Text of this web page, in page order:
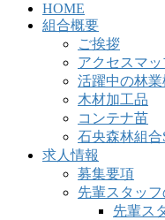
HOME
組合概要
ご挨拶
アクセスマッ
活躍中の林
木材加工品
コンテナ苗
石央森林組合
求人情報
募集要項
先輩スタッ
先輩ス